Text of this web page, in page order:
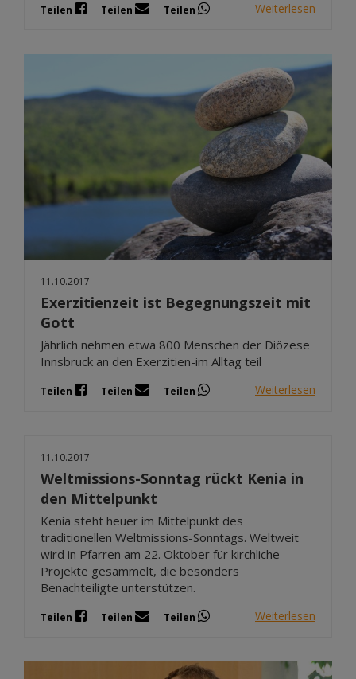
Teilen Teilen Teilen Weiterlesen
11.10.2017
Exerzitienzeit ist Begegnungszeit mit
Gott
Jährlich nehmen etwa 800 Menschen der Diözese
Innsbruck an den Exerzitien-im Alltag teil
Teilen Teilen Teilen Weiterlesen
11.10.2017
Weltmissions-Sonntag rückt Kenia in
den Mittelpunkt
Kenia steht heuer im Mittelpunkt des
traditionellen Weltmissions-Sonntags. Weltweit
wird in Pfarren am 22. Oktober für kirchliche
Projekte gesammelt, die besonders
Benachteiligte unterstützen.
Teilen Teilen Teilen Weiterlesen